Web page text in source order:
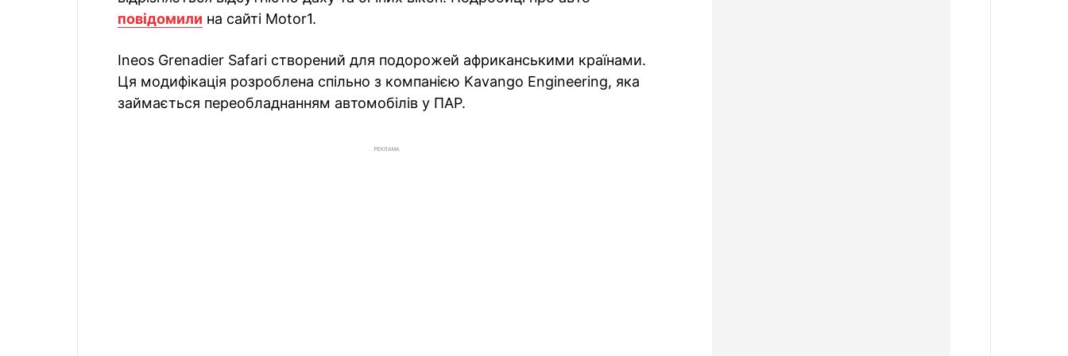
повідомили на сайті Motor1.
Ineos Grenadier Safari створений для подорожей африканськими країнами.
Ця модифікація розроблена спільно з компанією Kavango Engineering, яка
займається переобладнанням автомобілів у ПАР.
РЕКЛАМА